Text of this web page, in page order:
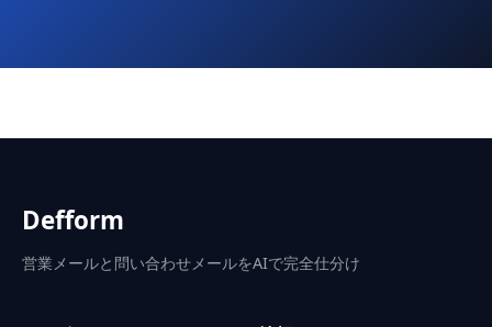
Defform
営業メールと問い合わせメールをAIで完全仕分け